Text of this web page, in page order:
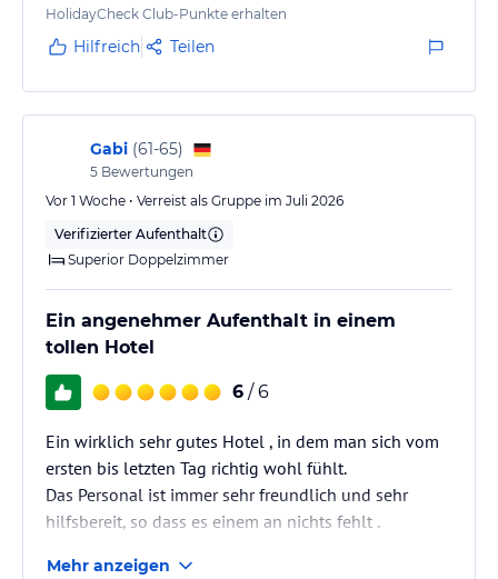
HolidayCheck Club-Punkte erhalten
Hilfreich Teilen
Gabi (61-65)
5 Bewertungen
Vor 1 Woche • Verreist als Gruppe im Juli 2026
Verifizierter Aufenthalt
Superior Doppelzimmer
Ein angenehmer Aufenthalt in einem
tollen Hotel
6 / 6
Ein wirklich sehr gutes Hotel , in dem man sich vom
ersten bis letzten Tag richtig wohl fühlt.
Das Personal ist immer sehr freundlich und sehr
hilfsbereit, so dass es einem an nichts fehlt .
Mehr anzeigen